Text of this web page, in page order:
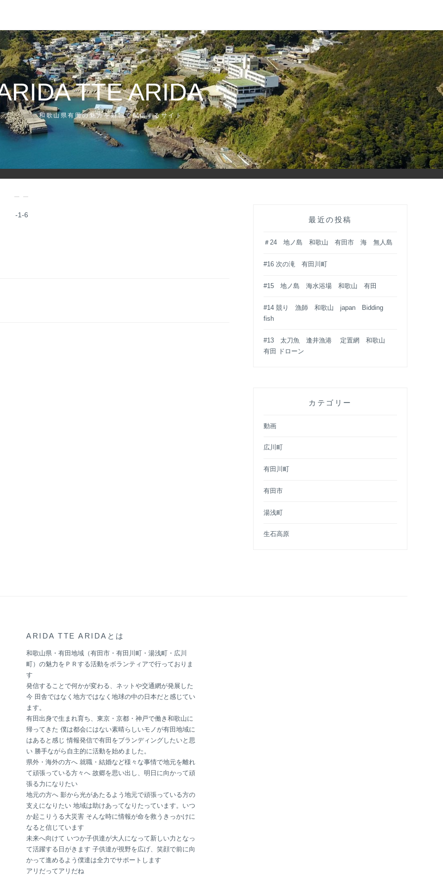
TTE ARIDA
和歌山県有田の魅力を動画で配信するサイト
— —
-1-6
最近の投稿
＃24 地ノ島 和歌山 有田市 海 無人島
#16 次の滝 有田川町
#15 地ノ島 海水浴場 和歌山 有田
#14 競り 漁師 和歌山 japan Bidding
fish
#13 太刀魚 逢井漁港 定置網 和歌山
有田 ドローン
カテゴリー
動画
広川町
有田川町
有田市
湯浅町
生石高原
ARIDA TTE ARIDAとは
和歌山県・有田地域（有田市・有田川町・湯浅町・広川
町）の魅力をＰＲする活動をボランティアで行っておりま
す
発信することで何かが変わる、ネットや交通網が発展した
今 田舎ではなく地方ではなく地球の中の日本だと感じてい
ます。
有田出身で生まれ育ち、東京・京都・神戸で働き和歌山に
帰ってきた 僕は都会にはない素晴らしいモノが有田地域に
はあると感じ 情報発信で有田をブランディングしたいと思
い 勝手ながら自主的に活動を始めました。
県外・海外の方へ 就職・結婚など様々な事情で地元を離れ
て頑張っている方々へ 故郷を思い出し、明日に向かって頑
張る力になりたい
地元の方へ 影から光があたるよう地元で頑張っている方の
支えになりたい 地域は助けあってなりたっています。いつ
か起こりうる大災害 そんな時に情報が命を救うきっかけに
なると信じています
未来へ向けて いつか子供達が大人になって新しい力となっ
て活躍する日がきます 子供達が視野を広げ、笑顔で前に向
かって進めるよう僕達は全力でサポートします
アリだってアリだね